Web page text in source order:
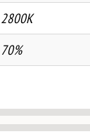
2800K
70%